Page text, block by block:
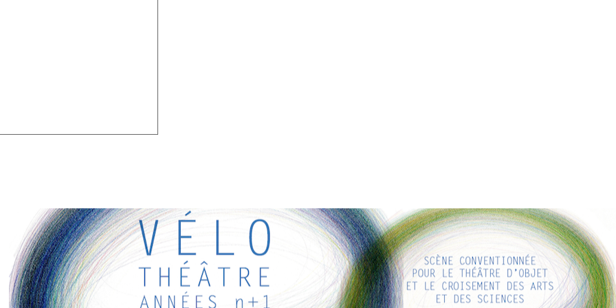
intéressants pour vous ! Appréciez votre séjour :)